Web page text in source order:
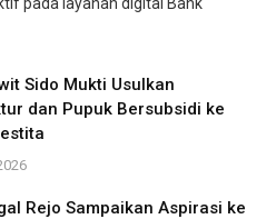
Sido Mukti Usulkan
dan Pupuk Bersubsidi ke
Rejo Sampaikan Aspirasi ke